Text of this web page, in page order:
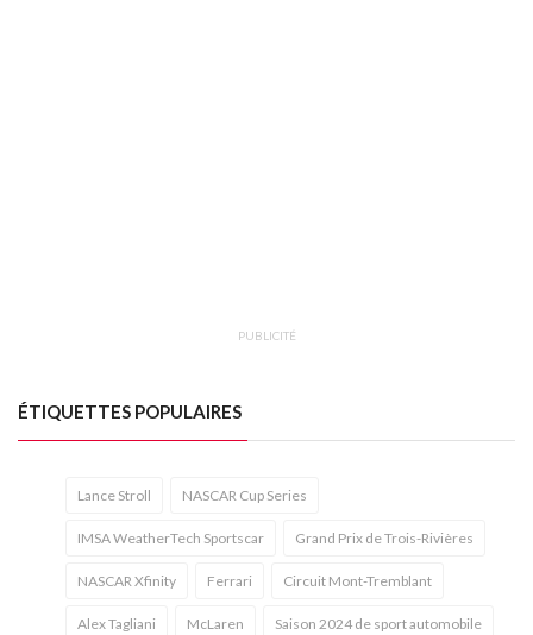
PUBLICITÉ
ÉTIQUETTES POPULAIRES
Lance Stroll NASCAR Cup Series
IMSA WeatherTech Sportscar Grand Prix de Trois-Rivières
NASCAR Xfinity Ferrari Circuit Mont-Tremblant
Alex Tagliani McLaren Saison 2024 de sport automobile